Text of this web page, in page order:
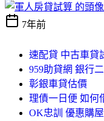
7年前
速配貸 中古車貸
959助貸網 銀行
彰銀車貸估價
理債一日便 如何
OK忠訓 優惠購